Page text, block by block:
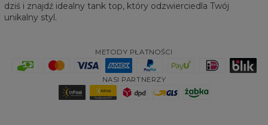
dziś i znajdź idealny tank top, który odzwierciedla Twój
unikalny styl.
METODY PŁATNOŚCI
NASI PARTNERZY